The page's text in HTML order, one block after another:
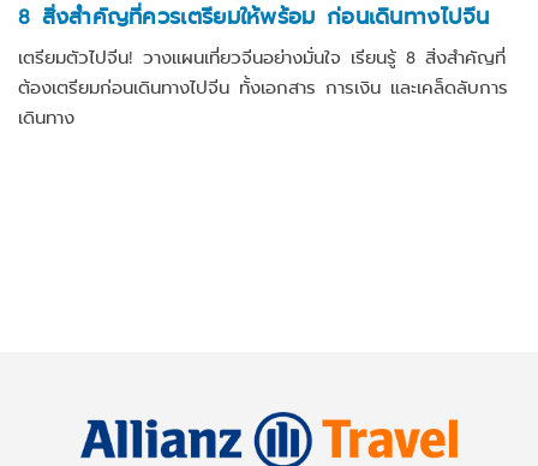
8 สิ่งสำคัญที่ควรเตรียมให้พร้อม ก่อนเดินทางไปจีน
เตรียมตัวไปจีน! วางแผนเที่ยวจีนอย่างมั่นใจ เรียนรู้ 8 สิ่งสำคัญที่
ต้องเตรียมก่อนเดินทางไปจีน ทั้งเอกสาร การเงิน และเคล็ดลับการ
เดินทาง